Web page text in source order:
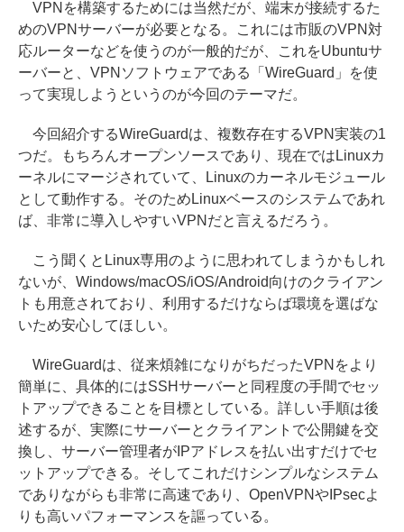
VPNを構築するためには当然だが、端末が接続するた
めのVPNサーバーが必要となる。これには市販のVPN対
応ルーターなどを使うのが一般的だが、これをUbuntuサ
ーバーと、VPNソフトウェアである「WireGuard」を使
って実現しようというのが今回のテーマだ。
今回紹介するWireGuardは、複数存在するVPN実装の1
つだ。もちろんオープンソースであり、現在ではLinuxカ
ーネルにマージされていて、Linuxのカーネルモジュール
として動作する。そのためLinuxベースのシステムであれ
ば、非常に導入しやすいVPNだと言えるだろう。
こう聞くとLinux専用のように思われてしまうかもしれ
ないが、Windows/macOS/iOS/Android向けのクライアン
トも用意されており、利用するだけならば環境を選ばな
いため安心してほしい。
WireGuardは、従来煩雑になりがちだったVPNをより
簡単に、具体的にはSSHサーバーと同程度の手間でセッ
トアップできることを目標としている。詳しい手順は後
述するが、実際にサーバーとクライアントで公開鍵を交
換し、サーバー管理者がIPアドレスを払い出すだけでセ
ットアップできる。そしてこれだけシンプルなシステム
でありながらも非常に高速であり、OpenVPNやIPsecよ
りも高いパフォーマンスを謳っている。